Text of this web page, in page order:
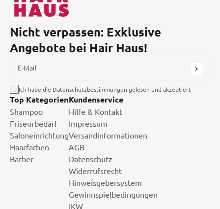
Nicht verpassen: Exklusive
Angebote bei Hair Haus!
E-Mail
Ich habe die Datenschutzbestimmungen gelesen und akzeptiert
Top Kategorien
Shampoo
Friseurbedarf
Saloneinrichtung
Haarfarben
Barber
Kundenservice
Hilfe & Kontakt
Impressum
Versandinformationen
AGB
Datenschutz
Widerrufsrecht
Hinweisgebersystem
Gewinnspielbedingungen
IKW